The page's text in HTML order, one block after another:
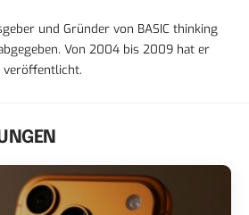
und Gründer von BASIC thinking
Von 2004 bis 2009 hat er
veröffentlicht.